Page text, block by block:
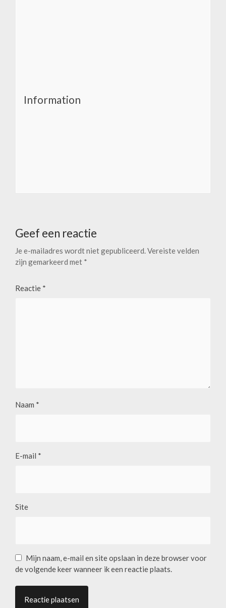
Information
Geef een reactie
Je e-mailadres wordt niet gepubliceerd. Vereiste velden
zijn gemarkeerd met *
Reactie *
Naam *
E-mail *
Site
Mijn naam, e-mail en site opslaan in deze browser voor
de volgende keer wanneer ik een reactie plaats.